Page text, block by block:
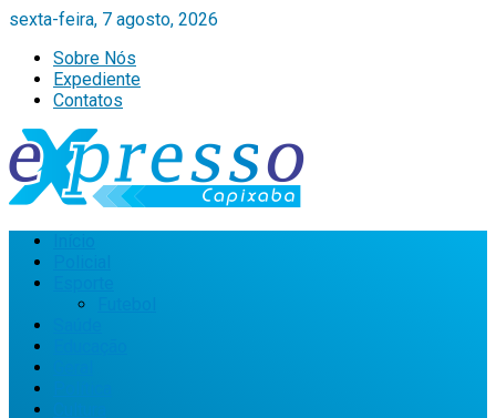
sexta-feira, 7 agosto, 2026
Sobre Nós
Expediente
Contatos